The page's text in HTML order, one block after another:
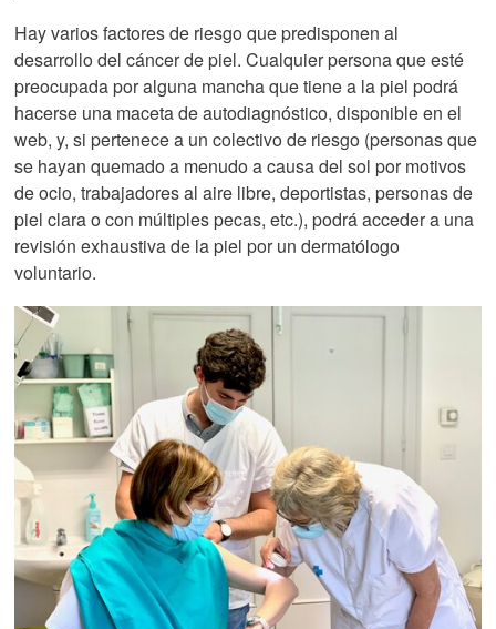
Hay varios factores de riesgo que predisponen al
desarrollo del cáncer de piel. Cualquier persona que esté
preocupada por alguna mancha que tiene a la piel podrá
hacerse una maceta de autodiagnóstico, disponible en el
web, y, si pertenece a un colectivo de riesgo (personas que
se hayan quemado a menudo a causa del sol por motivos
de ocio, trabajadores al aire libre, deportistas, personas de
piel clara o con múltiples pecas, etc.), podrá acceder a una
revisión exhaustiva de la piel por un dermatólogo
voluntario.